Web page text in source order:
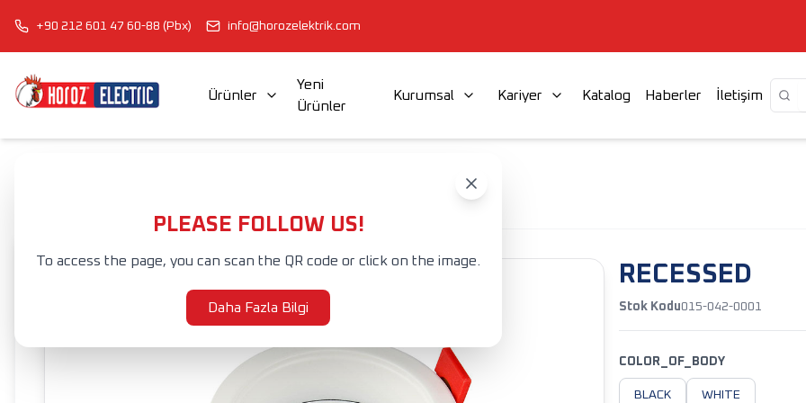
+90 212 601 47 60-88 (Pbx) info@horozelektrik.com
Ürünler
Yeni
Ürünler
Kurumsal Kariyer Katalog Haberler İletişim
PLEASE FOLLOW US!
To access the page, you can scan the QR code or click on the image.
Daha Fazla Bilgi
RECESSED
Stok Kodu015-042-0001
COLOR_OF_BODY
BLACK WHITE